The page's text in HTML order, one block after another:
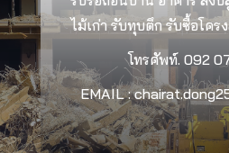
ไม้เก่า รับทุบตึก รับซื้อโคร
โทรศัพท์. 092
EMAIL :